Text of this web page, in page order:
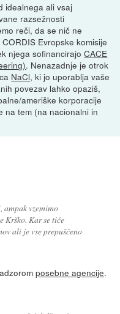
idealnega ali vsaj
razsežnosti
reči, da se nič ne
Evropske komisije
njega sofinancirajoCACE
. Nenazadnje je otrok
NaCl, ki jo uporablja vaše
povezav lahko opaziš,
ameriške korporacije
na tem (na nacionalni in
ampak vzemimo
Krško. Kar se tiče
ali je vse prepuščeno
posebne agencije.